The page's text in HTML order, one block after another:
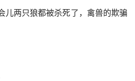
儿两只狼都被杀死了，禽兽的欺骗